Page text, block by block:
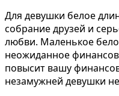
Для девушки белое
собрание друзей и
любви. Маленькое
неожиданное
повысит вашу
незамужней девушки